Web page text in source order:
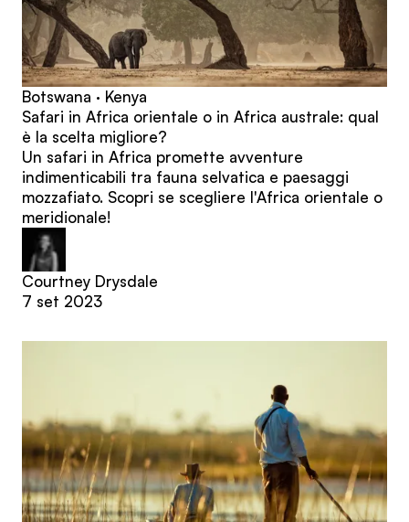
Botswana · Kenya
Safari in Africa orientale o in Africa australe: qual
è la scelta migliore?
Un safari in Africa promette avventure
indimenticabili tra fauna selvatica e paesaggi
mozzafiato. Scopri se scegliere l'Africa orientale o
meridionale!
Courtney Drysdale
7 set 2023